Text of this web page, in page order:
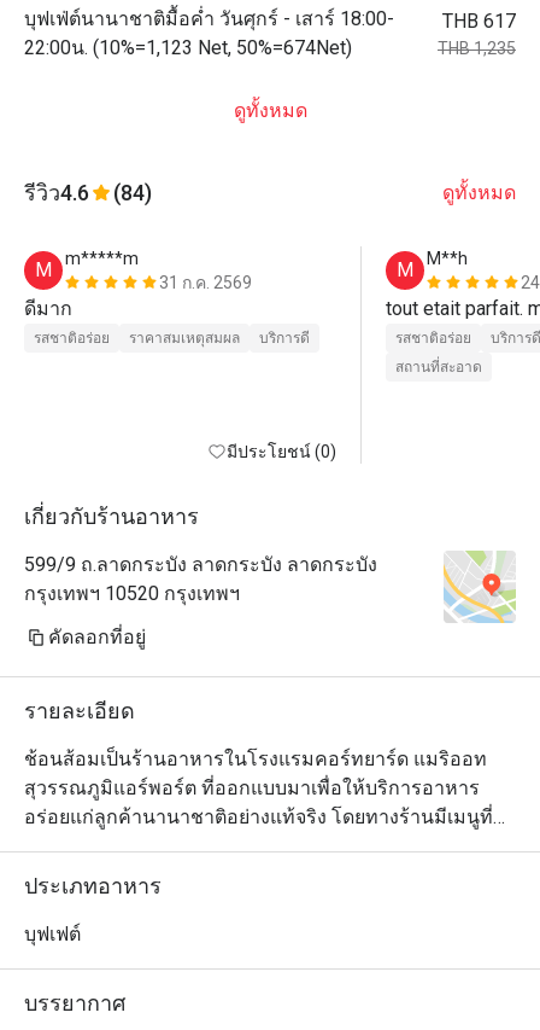
บุฟเฟ่ต์นานาชาติมื้อค่ำ วันศุกร์ - เสาร์ 18:00-
22:00น. (10%=1,123 Net, 50%=674Net)
THB 617
THB 1,235
ดูทั้งหมด
รีวิว4.6 (84) ดูทั้งหมด
M
m*****m
31 ก.ค. 2569
ดีมาก
รสชาติอร่อย ราคาสมเหตุสมผล บริการดี
มีประโยชน์ (0)
M
M**h
tout etait parfait.
รสชาติอร่อย
บริการดี
สถานที่สะอาด
เกี่ยวกับร้านอาหาร
599/9 ถ.ลาดกระบัง ลาดกระบัง ลาดกระบัง
กรุงเทพฯ 10520 กรุงเทพฯ
คัดลอกที่อยู่
รายละเอียด
ช้อนส้อมเป็นร้านอาหารในโรงแรมคอร์ทยาร์ด แมริออท
สุวรรณภูมิแอร์พอร์ต ที่ออกแบบมาเพื่อให้บริการอาหาร
อร่อยแก่ลูกค้านานาชาติอย่างแท้จริง โดยทางร้านมีเมนูที่
นำเสนอรสชาติผ่านการเดินทางที่หลากหลาย พร้อมพาคุณ
ไปสัมผัสกับประสบการณ์ในการรับประทานอาหารที่น่า
อาร์ติซาน หรืออยากมาเพลิดเพลินไปกับพิซซ่าสไตล์ซิซิลี
ประเภทอาหาร
บุฟเฟต์
บรรยากาศ